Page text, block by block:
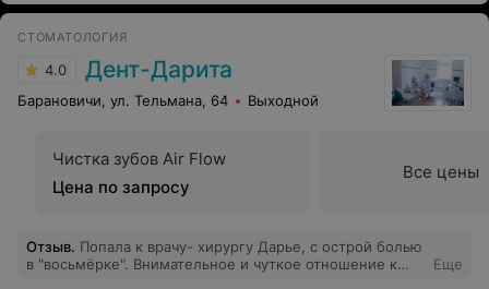
СТОМАТОЛОГИЯ
4.0 Дент-Дарита
Барановичи, ул. Тельмана, 64 Выходной
Чистка зубов Air Flow
Цена по запросу
Все цены
Отзыв. Попала к врачу- хирургу Дарье, с острой болью
в "восьмёрке". Внимательное и чуткое отношение к
Еще